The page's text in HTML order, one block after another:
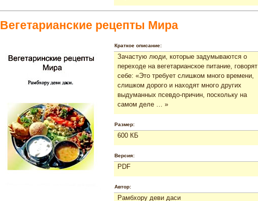
Вегетарианские рецепты Мира
Краткое описание:
Зачастую люди, которые задумываются о
переходе на вегетарианское питание, говорят
себе: «Это требует слишком много времени,
слишком дорого и находят много других
выдуманных псевдо-причин, поскольку на
самом деле … »
Размер:
600 КБ
Версия:
PDF
Автор:
Рамбхору деви даси